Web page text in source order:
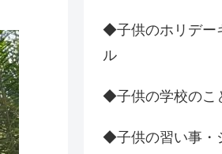
◆子供のホリデー
ル
◆子供の学校のこ
◆子供の習い事・